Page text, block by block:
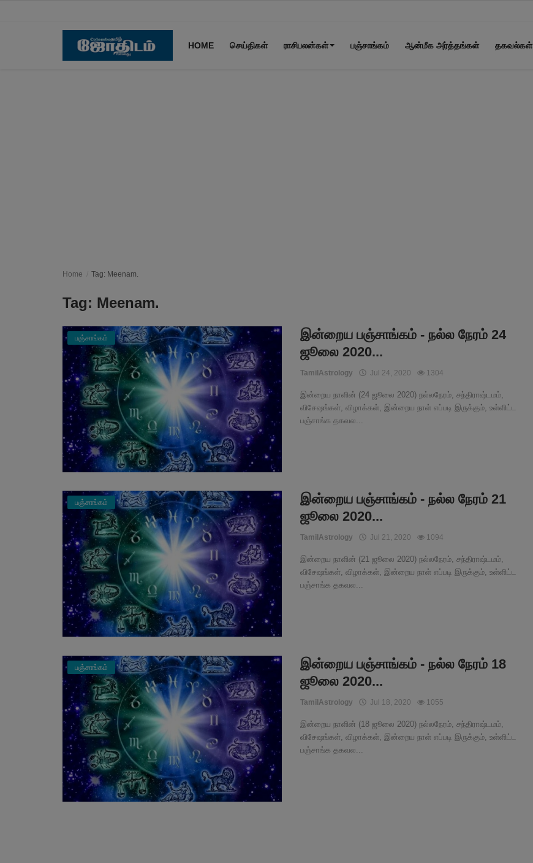
HOME செய்திகள் ராசிபலன்கள் பஞ்சாங்கம் ஆன்மீக அர்த்தங்கள் தகவல்கள்
Home Tag: Meenam.
Tag: Meenam.
பஞ்சாங்கம்
இன்றைய பஞ்சாங்கம் - நல்ல நேரம் 24
ஜூலை 2020...
TamilAstrology Jul 24, 2020 1304
இன்றைய நாளின் (24 ஜூலை 2020) நல்லநேரம், சந்திராஷ்டமம்,
விசேஷங்கள், விழாக்கள், இன்றைய நாள் எப்படி இருக்கும், உள்ளிட்ட
பஞ்சாங்க தகவல...
பஞ்சாங்கம்
இன்றைய பஞ்சாங்கம் - நல்ல நேரம் 21
ஜூலை 2020...
TamilAstrology Jul 21, 2020 1094
இன்றைய நாளின் (21 ஜூலை 2020) நல்லநேரம், சந்திராஷ்டமம்,
விசேஷங்கள், விழாக்கள், இன்றைய நாள் எப்படி இருக்கும், உள்ளிட்ட
பஞ்சாங்க தகவல...
பஞ்சாங்கம்
இன்றைய பஞ்சாங்கம் - நல்ல நேரம் 18
ஜூலை 2020...
TamilAstrology Jul 18, 2020 1055
இன்றைய நாளின் (18 ஜூலை 2020) நல்லநேரம், சந்திராஷ்டமம்,
விசேஷங்கள், விழாக்கள், இன்றைய நாள் எப்படி இருக்கும், உள்ளிட்ட
பஞ்சாங்க தகவல...